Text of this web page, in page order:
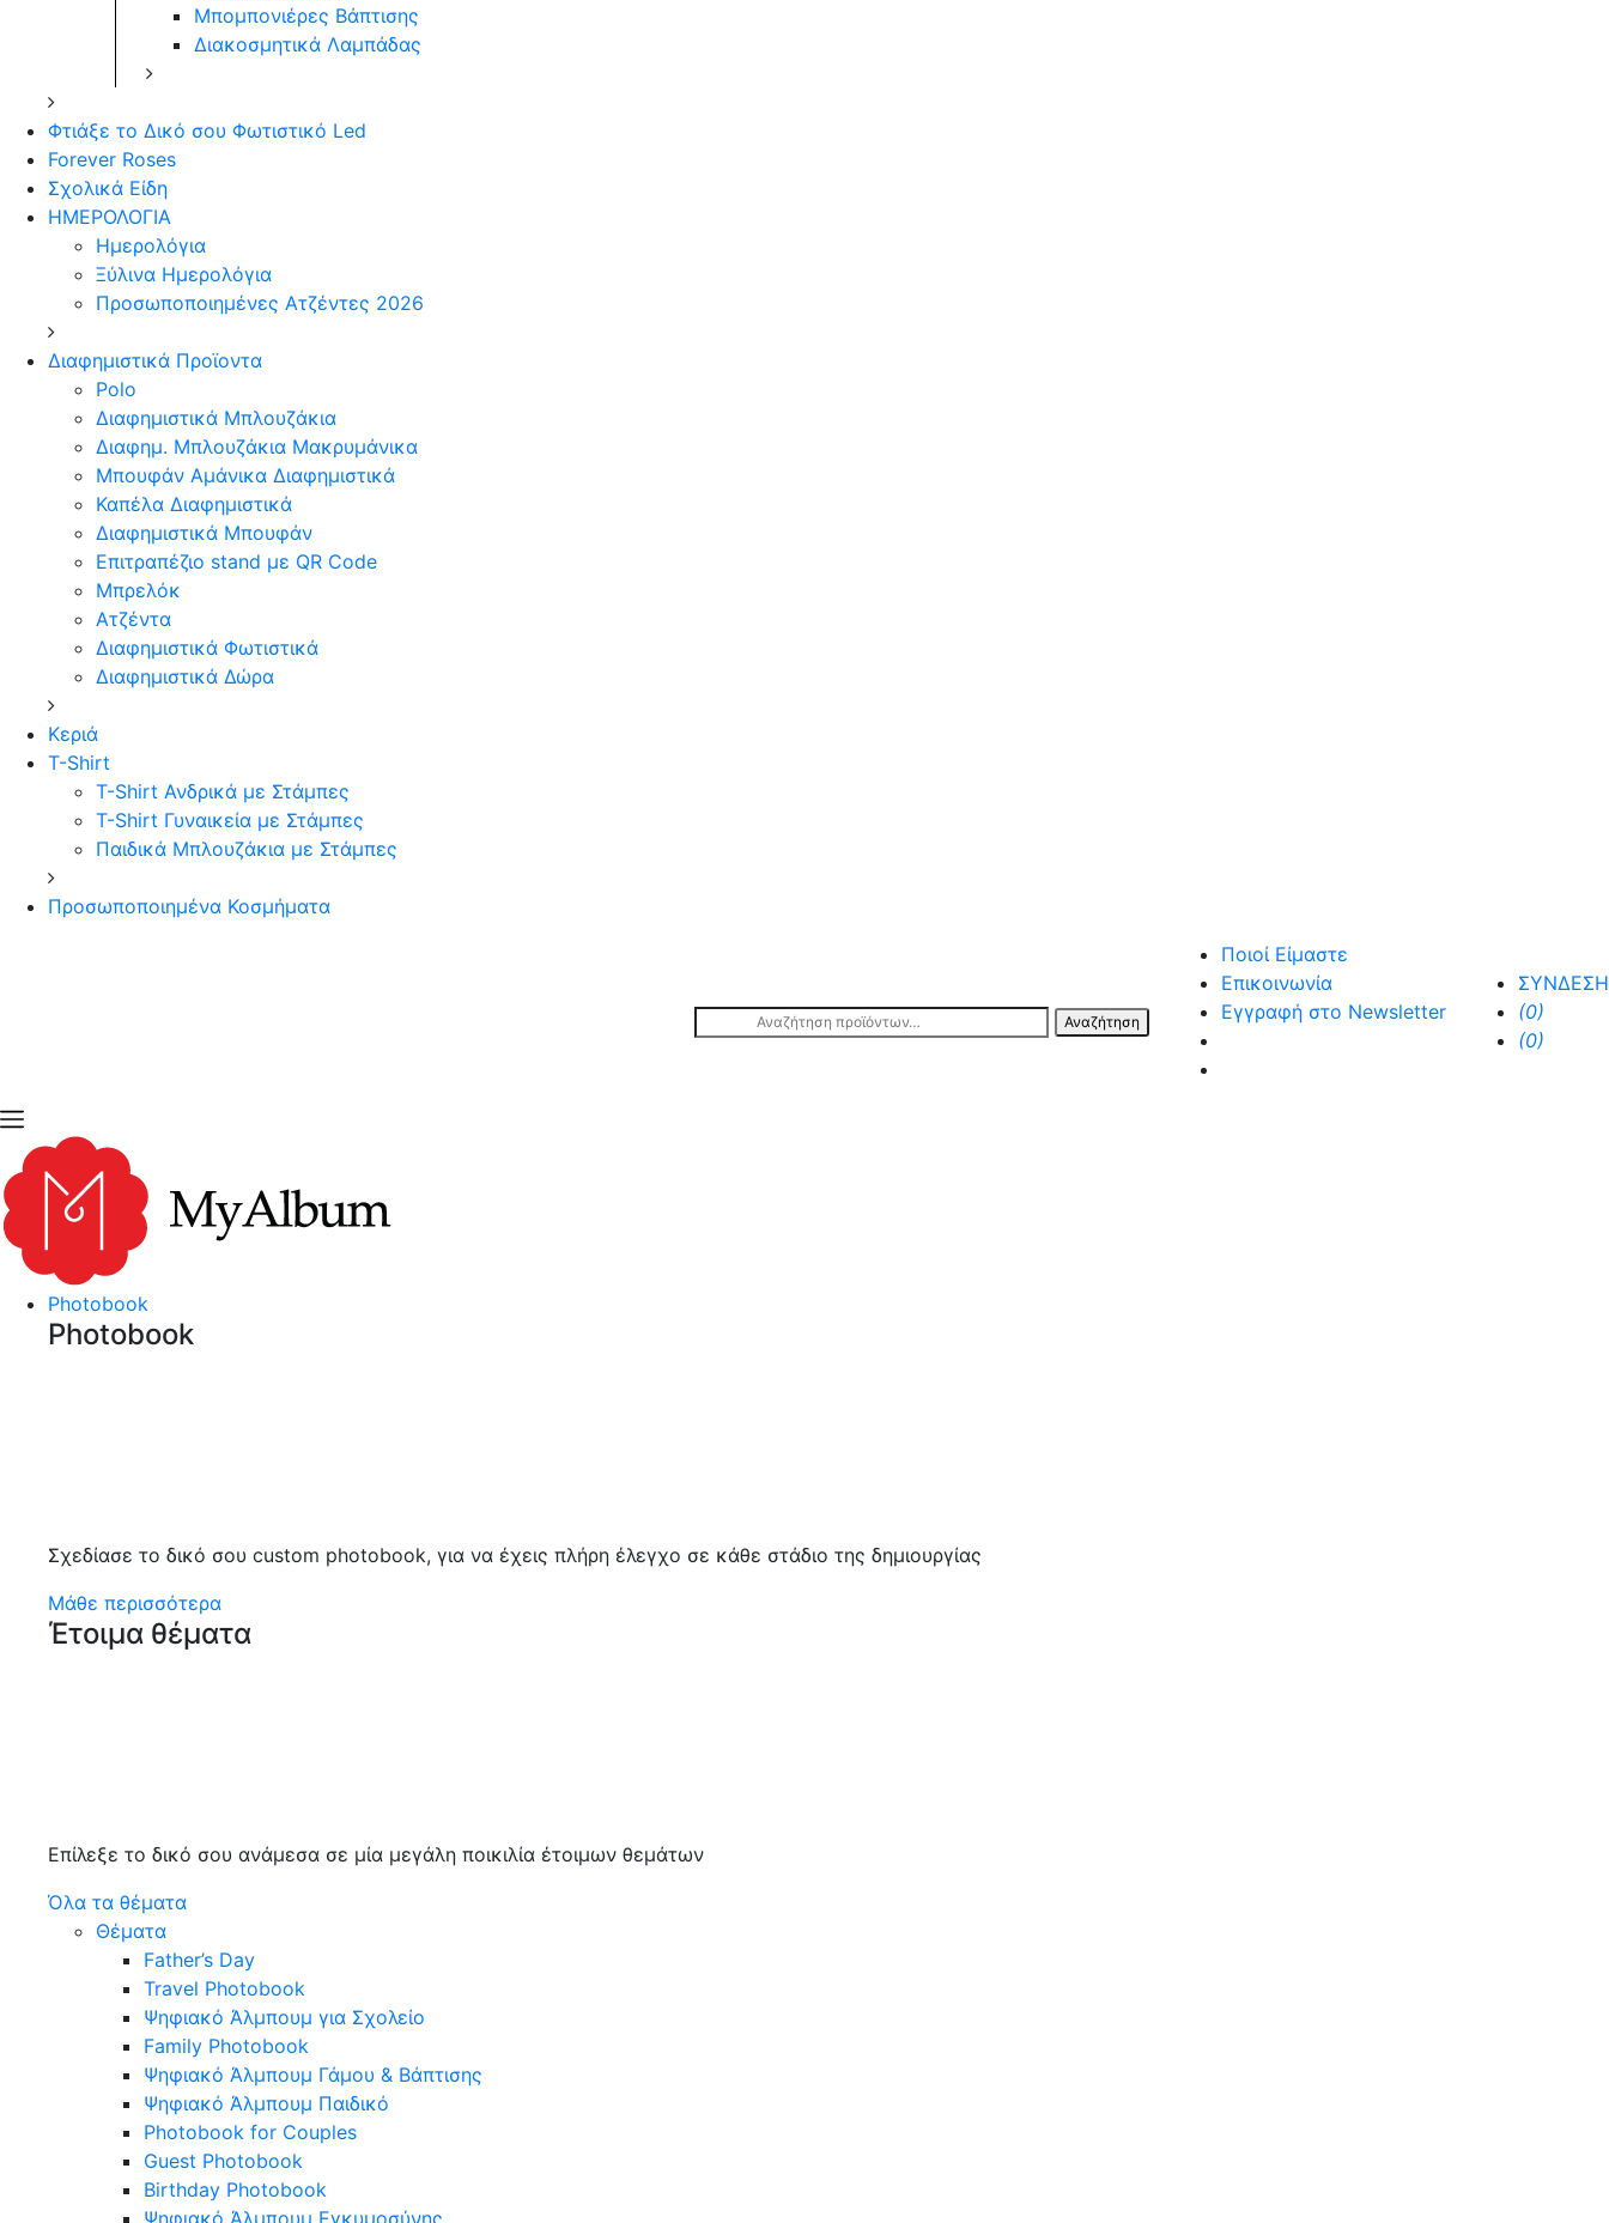
Μπομπονιέρες Βάπτισης
Διακοσμητικά Λαμπάδας
Φτιάξε το Δικό σου Φωτιστικό Led
Forever Roses
Σχολικά Είδη
ΗΜΕΡΟΛΟΓΙΑ
Ημερολόγια
Ξύλινα Ημερολόγια
Προσωποποιημένες Ατζέντες 2026
Διαφημιστικά Προϊοντα
Polo
Διαφημιστικά Μπλουζάκια
Διαφημ. Μπλουζάκια Μακρυμάνικα
Μπουφάν Αμάνικα Διαφημιστικά
Καπέλα Διαφημιστικά
Διαφημιστικά Μπουφάν
Επιτραπέζιο stand με QR Code
Μπρελόκ
Ατζέντα
Διαφημιστικά Φωτιστικά
Διαφημιστικά Δώρα
Κεριά
T-Shirt
T-Shirt Ανδρικά με Στάμπες
T-Shirt Γυναικεία με Στάμπες
Παιδικά Μπλουζάκια με Στάμπες
Προσωποποιημένα Κοσμήματα
Αναζήτηση
Αναζήτηση
Ποιοί Είμαστε
Επικοινωνία
Εγγραφή στο Newsletter
ΣΥΝΔΕΣΗ
(0)
(0)
open
myalbum.gr
Print your memories online!
Photobook
Photobook
Σχεδίασε το δικό σου custom photobook, για να έχεις πλήρη έλεγχο σε κάθε στάδιο της δημιουργίας
Μάθε περισσότερα
Έτοιμα θέματα
Επίλεξε το δικό σου ανάμεσα σε μία μεγάλη ποικιλία έτοιμων θεμάτων
Όλα τα θέματα
Θέματα
Father’s Day
Travel Photobook
Ψηφιακό Άλμπουμ για Σχολείο
Family Photobook
Ψηφιακό Άλμπουμ Γάμου & Βάπτισης
Ψηφιακό Άλμπουμ Παιδικό
Photobook for Couples
Guest Photobook
Birthday Photobook
Ψηφιακό Άλμπουμ Εγκυμοσύνης